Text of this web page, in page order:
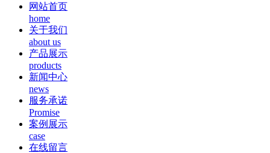
网站首页
home
关于我们
about us
产品展示
products
新闻中心
news
服务承诺
Promise
案例展示
case
在线留言